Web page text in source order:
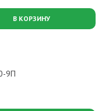
В КОРЗИНУ
9П